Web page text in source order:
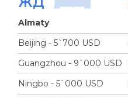
Almaty
Beijing - 5`700 USD
Guangzhou - 9`000 USD
Ningbo - 5`000 USD